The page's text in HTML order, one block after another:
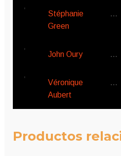
Stéphanie
Green
…
John Oury …
Véronique
Aubert
…
Productos